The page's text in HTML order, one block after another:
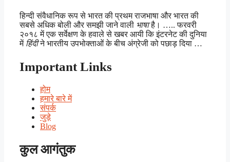
हिन्दी संवैधानिक रूप से भारत की प्रथम राजभाषा और भारत की
सबसे अधिक बोली और समझी जाने वाली भाषाहै। ….. फरवरी
२०१८ में एक सर्वेक्षण के हवाले से खबर आयी कि इंटरनेट की दुनिया
में हिंदीने भारतीय उपभोक्ताओं के बीच अंग्रेजी को पछाड़ दिया …
Important Links
होम
हमारे बारे में
संपर्क
जुड़े
Blog
कुल आगंतुक